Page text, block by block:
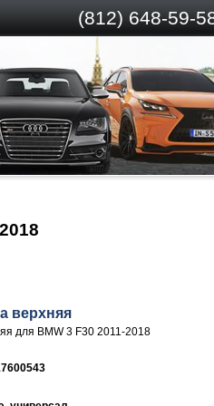
(812) 648-59-
верхняя
для BMW 3 F30 2011-2018